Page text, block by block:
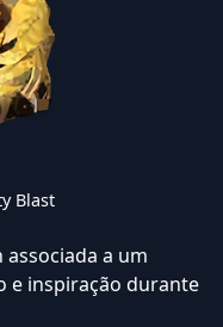
Blast
a um
e inspiração durante